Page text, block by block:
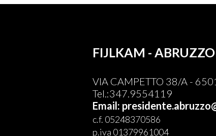
FIJLKAM - ABRUZZO
VIA CAMPETTO 38/A -
Tel.:347.9554119
Email:
c.f. 05248370586
p.iva 01379961004